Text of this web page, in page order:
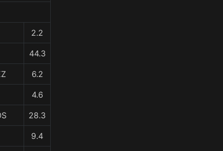
2.2
44.3
6.2
4.6
28.3
9.4